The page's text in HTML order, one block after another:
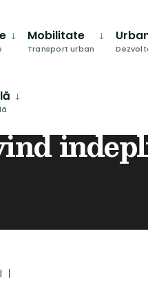
Mobilitate
Transport urban
VERBAL PRIVIND INDEPLINIREA
|